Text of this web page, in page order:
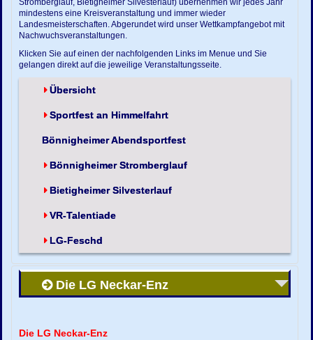
Stromberglauf, Bietigheimer Silvesterlauf) übernehmen wir jedes Jahr
mindestens eine Kreisveranstaltung und immer wieder
Landesmeisterschaften. Abgerundet wird unser Wettkampfangebot mit
Nachwuchsveranstaltungen.
Klicken Sie auf einen der nachfolgenden Links im Menue und Sie
gelangen direkt auf die jeweilige Veranstaltungsseite.
Übersicht
Sportfest an Himmelfahrt
Bönnigheimer Abendsportfest
Bönnigheimer Stromberglauf
Bietigheimer Silvesterlauf
VR-Talentiade
LG-Feschd
Die LG Neckar-Enz
Die LG Neckar-Enz